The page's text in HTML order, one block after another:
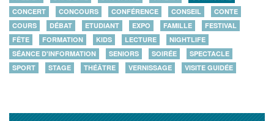
CONCERT
CONCOURS CONFÉRENCE CONSEIL
CONTE
COURS
DÉBAT ETUDIANT EXPO FAMILLE
FESTIVAL
FÊTE
FORMATION KIDS LECTURE
NIGHTLIFE
SÉANCE D'INFORMATION
SENIORS SOIRÉE
SPECTACLE
SPORT
STAGE THÉÂTRE VERNISSAGE VISITE GUIDÉE